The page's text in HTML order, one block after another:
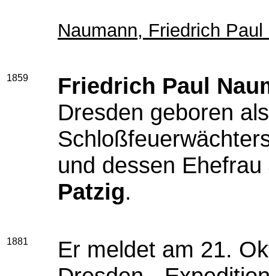
Naumann, Friedrich Paul
1859
Friedrich Paul
Dresden geboren
und dessen Ehefrau
Patzig.
1881
Er meldet am 21.